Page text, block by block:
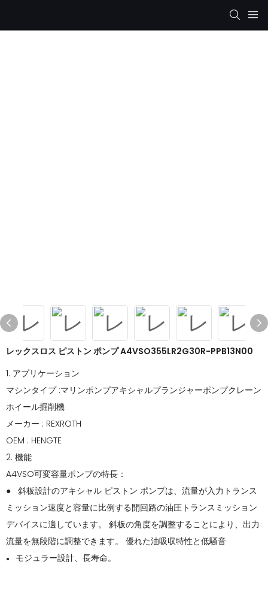
レックスロス ピストン ポンプ A4VSO355LR2G30R-PPB13N00
1. アプリケーション
マシンタイプ :マリンポンプアキシャルプランジャーポンプクレーン
ホイール掘削機
メーカー : REXROTH
OEM : HENGTE
2. 機能
A4VSO可変容量ポンプの特長：
● 斜板設計のアキシャル ピストン ポンプは、流量が入力トランス
ミッション速度と容量に比例する開回路の油圧トランスミッション
デバイスに適しています。 斜板の角度を調整することにより、出力
流量を無段階に調整できます。 優れた油吸収特性と低騒音
● モジュラー設計、長寿命。